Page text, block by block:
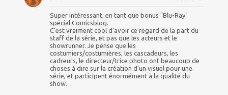
Super intéressant, en tant que bonus "Blu-Ray"
spécial Comicsblog.
C'est vraiment cool d'avoir ce regard de la part du
staff de la série, et pas que les acteurs et le
showrunner. Je pense que les
costumiers/costumières, les cascadeurs, les
cadreurs, le directeur/trice photo ont beaucoup de
choses à dire sur la création d'un visuel pour une
série, et participent énormément à la qualité du
show.